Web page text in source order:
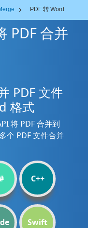
PDF 转 Word
PDF 合并
PDF 文件
格式
将 PDF 合并到
个 PDF 文件合并
C++
Swift